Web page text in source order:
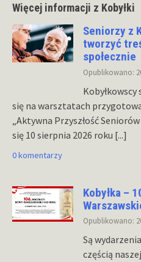
Więcej informacji z Kobyłki
Seniorzy z
tworzyć
społecznie
Opublikowano:
się na warsztatach
„Aktywna Przyszłość
się 10 sierpnia 2026 roku [...]
0 komentarzy
Kobyłka –
Opublikowano:
Są
częścią